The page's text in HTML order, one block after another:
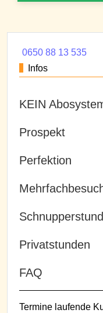
0650 88 13 535
Infos
KEIN
Prospekt
Perfektion
Privatstunden
FAQ
Termine laufende